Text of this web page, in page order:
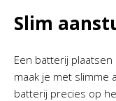
Slim
Een batterij
maak je met slimme
batterij precies op